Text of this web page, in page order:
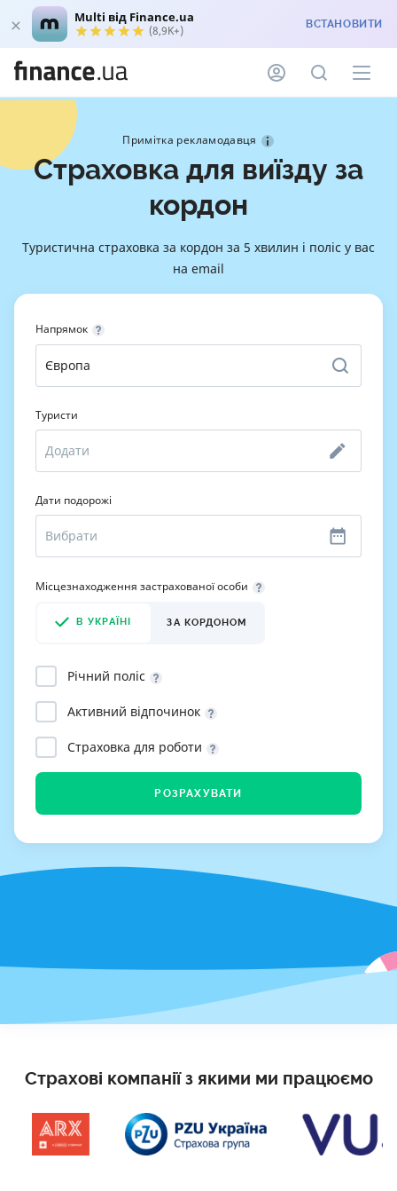
Multi від Finance.ua
(8,9K+) ВСТАНОВИТИ
Примітка рекламодавця
Страховка для виїзду за
кордон
Туристична страховка за кордон за 5 хвилин і поліс у вас
на email
Напрямок
Туристи
Дати подорожі
Місцезнаходження застрахованої особи
В УКРАЇНІ ЗА КОРДОНОМ
Річний поліс
Активний відпочинок
Страховка для роботи
РОЗРАХУВАТИ
Страхові компанії з якими ми працюємо